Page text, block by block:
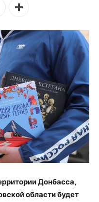
Донбасса,
области будет